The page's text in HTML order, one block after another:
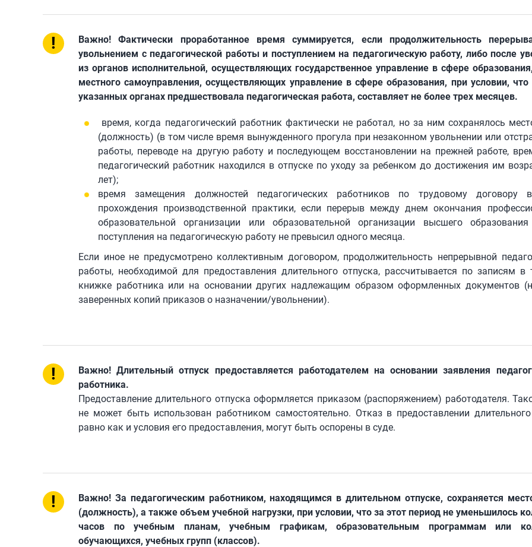
!
Важно! Фактически проработанное время суммируется, если продолжительность
увольнением с педагогической работы и поступлением на педагогическую работу, либо после
из органов исполнительной, осуществляющих государственное управление в сфере
местного самоуправления, осуществляющих управление в сфере образования, при условии, что
указанных органах предшествовала педагогическая работа, составляет не более трех месяцев.
время, когда педагогический работник фактически не работал, но за ним сохранялось
(должность) (в том числе время вынужденного прогула при незаконном увольнении или
работы, переводе на другую работу и последующем восстановлении на прежней работе,
педагогический работник находился в отпуске по уходу за ребенком до достижения им
лет);
время замещения должностей педагогических работников по трудовому договору
прохождения производственной практики, если перерыв между днем окончания
образовательной организации или образовательной организации высшего
поступления на педагогическую работу не превысил одного месяца.
Если иное не предусмотрено коллективным договором, продолжительность непрерывной
работы, необходимой для предоставления длительного отпуска, рассчитывается по записям в
книжке работника или на основании других надлежащим образом оформленных документов
заверенных копий приказов о назначении/увольнении).
!
Важно! Длительный отпуск предоставляется работодателем на основании заявления
работника.
Предоставление длительного отпуска оформляется приказом (распоряжением) работодателя.
не может быть использован работником самостоятельно. Отказ в предоставлении длительного
равно как и условия его предоставления, могут быть оспорены в суде.
!
Важно! За педагогическим работником, находящимся в длительном отпуске, сохраняется
(должность), а также объем учебной нагрузки, при условии, что за этот период не уменьшилось
часов по учебным планам, учебным графикам, образовательным программам или
обучающихся, учебных групп (классов).